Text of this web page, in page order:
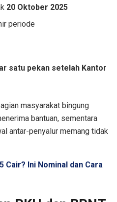
20 Oktober 2025
periode
satu pekan setelah Kantor
masyarakat bingung
bantuan, sementara
antar-penyalur memang tidak
Cair? Ini Nominal dan Cara